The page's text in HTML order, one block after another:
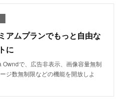
アムプランでもっと自由な
に
Owndで、広告非表示、画像容量無制
ジ数無制限などの機能を開放しよ